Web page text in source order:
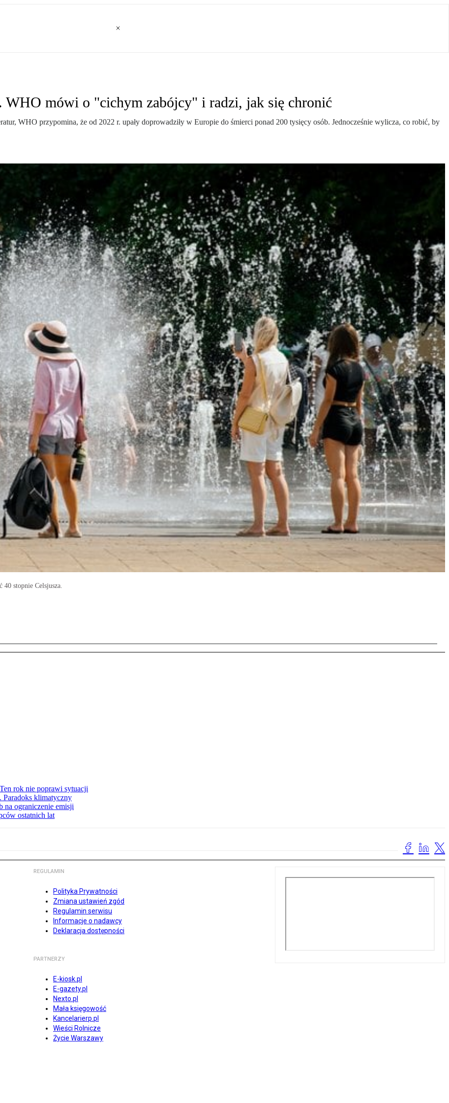
WHO mówi o "cichym zabójcy" i radzi, jak się chronić
WHO przypomina, że od 2022 r. upały doprowadziły w Europie do śmierci ponad 200 tysięcy osób. Jednocześnie wylicza, co robić, by
40 stopnie Celsjusza.
rok nie poprawi sytuacji
Paradoks klimatyczny
na ograniczenie emisji
ostatnich lat
REGULAMIN
Polityka Prywatności
Zmiana ustawień zgód
Regulamin serwisu
Informacje o nadawcy
Deklaracja dostępności
PARTNERZY
E-kiosk.pl
E-gazety.pl
Nexto.pl
Mała księgowość
Kancelarierp.pl
Wieści Rolnicze
Życie Warszawy